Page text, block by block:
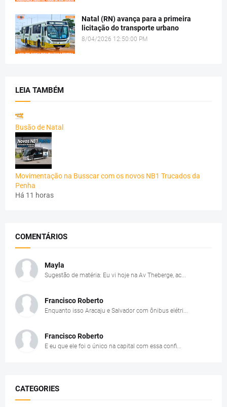
Natal (RN) avança para a primeira
licitação do transporte urbano
8/04/2026 12:50:00 PM
LEIA TAMBÉM
Busão de Natal
Movimentação na Busscar com os novos NB1 Trucados da
Penha
Há 11 horas
COMENTÁRIOS
Mayla
Sugestão de matéria: Eu vi hoje na Av Theberge, ac...
Francisco Roberto
Enquanto isso Aracaju e Salvador com ônibus elétri...
Francisco Roberto
E eu que ele foi o único na capital com essa confi...
CATEGORIES